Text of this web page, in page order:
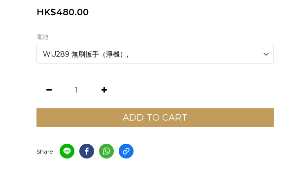
HK$480.00
電池
ADD TO CART
Share